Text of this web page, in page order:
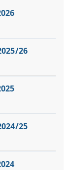
26
25